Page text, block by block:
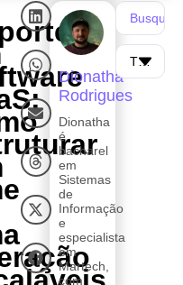
Dionatha
Rodrigues
Dionatha
é
bacharel
em
Sistemas
de
Informação
e
especialista
em
Martech,
com